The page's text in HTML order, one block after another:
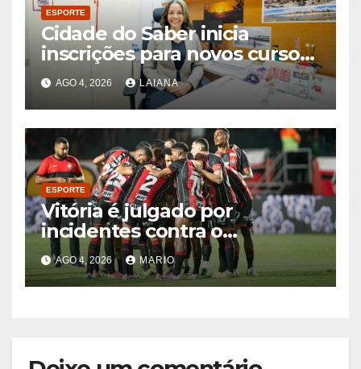
ESPORTE
Cidade do Saber inicia
inscrições para novos cursos
gratuitos com cerca de 150
vagas
AGO 4, 2026 LAIANA
ESPORTE
Vitória é julgado por
incidentes contra o
Palmeiras; veja as decisões
AGO 4, 2026 MARIO